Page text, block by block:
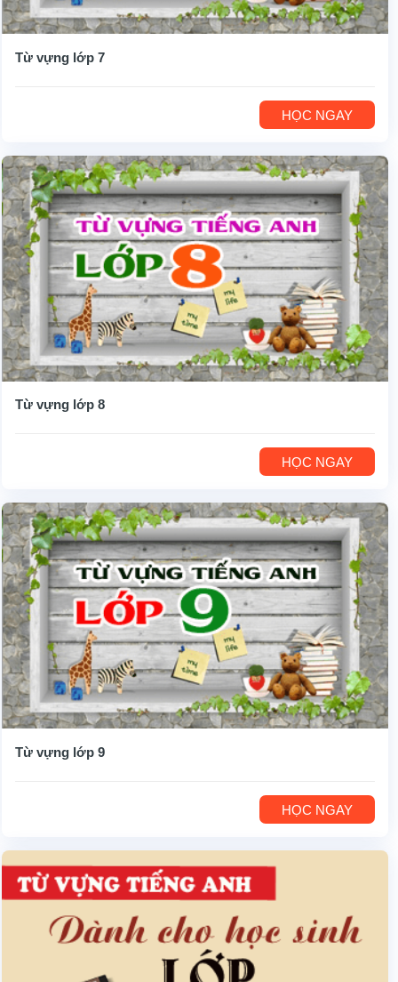
Từ vựng lớp 7
HỌC NGAY
Từ vựng lớp 8
HỌC NGAY
Từ vựng lớp 9
HỌC NGAY